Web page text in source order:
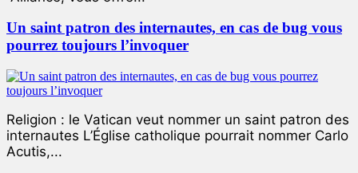
Un saint patron des internautes, en cas de bug vous
pourrez toujours l’invoquer
Religion : le Vatican veut nommer un saint patron des
internautes L’Église catholique pourrait nommer Carlo
Acutis,...